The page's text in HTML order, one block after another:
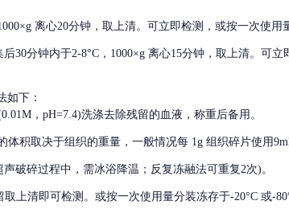
离心20分钟，取上清。可立即检测，或按一次使用
30分钟内于2-8°C，1000×g 离心15分钟，取上清。可
如下：
，pH=7.4)洗涤去除残留的血液，称重后备用。
体积取决于组织的重量，一般情况每 1g 组织碎片使用
声破碎过程中，需冰浴降温；反复冻融法可重复2次)。
上清即可检测。或按一次使用量分装冻存于-20°C 或-